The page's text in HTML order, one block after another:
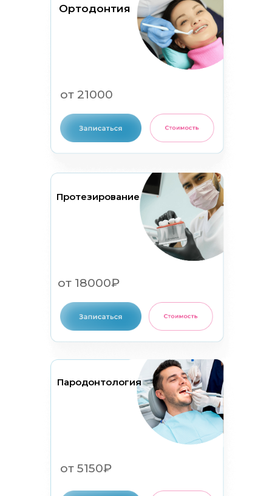
Ортодонтия
от 21000
Протезирование
от 18000₽
Пародонтология
от 5150₽